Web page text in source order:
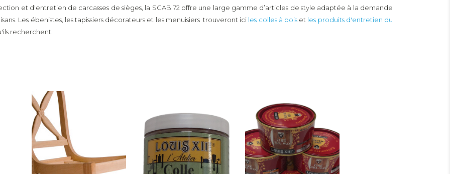
et d'entretien de carcasses de sièges, la SCAB 72 offre une large gamme d’articles de style adaptée à la demande
Les ébenistes, les tapissiers décorateurs et les menuisiers trouveront ici les colles à bois et les produits d'entretien du
recherchent.
Carcasses Colles à bois
Produits
d'entretien